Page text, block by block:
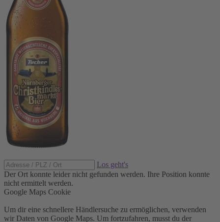
Los geht's
Der Ort konnte leider nicht gefunden werden. Ihre Position konnte
nicht ermittelt werden.
Google Maps Cookie
Um dir eine schnellere Händlersuche zu ermöglichen, verwenden
wir Daten von Google Maps. Um fortzufahren, musst du der